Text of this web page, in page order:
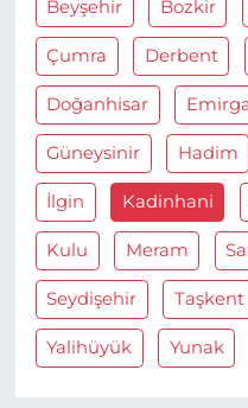
Beyşehir Bozkir
Çumra Derbent
Doğanhisar
Güneysinir Hadim
İlgin Kadinhani
Kulu Meram
Seydişehir Taşkent
Yalihüyük Yunak